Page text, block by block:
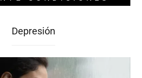
Depresión